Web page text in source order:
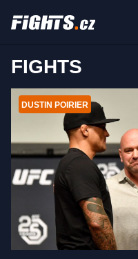
FIGHTS
DUSTIN POIRIER